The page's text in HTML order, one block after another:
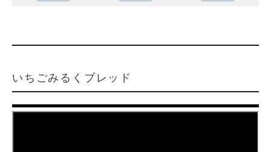
いちごみるくブレッド